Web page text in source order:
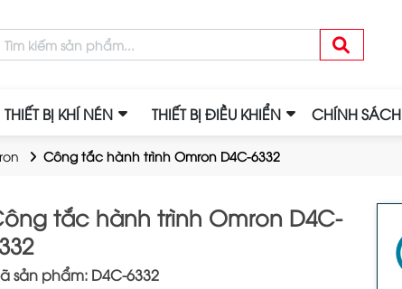
THIẾT BỊ KHÍ NÉN THIẾT BỊ ĐIỀU KHIỂN CHÍNH SÁCH
Công tắc hành trình Omron D4C-6332
tắc hành trình Omron D4C-
sản phẩm: D4C-6332